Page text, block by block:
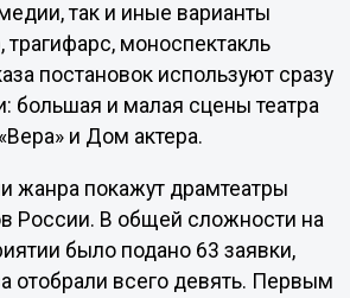
так и иные варианты
моноспектакль
постановок используют сразу
большая и малая сцены театра
и Дом актера.
жанра покажут драмтеатры
России. В общей сложности на
было подано 63 заявки,
отобрали всего девять. Первым